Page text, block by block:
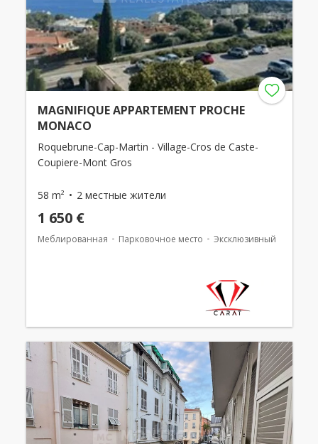
MAGNIFIQUE APPARTEMENT PROCHE
MONACO
Roquebrune-Cap-Martin - Village-Cros de Caste-
Coupiere-Mont Gros
58 m² 2 местные жители
1 650 €
Меблированная Парковочное место Эксклюзивный